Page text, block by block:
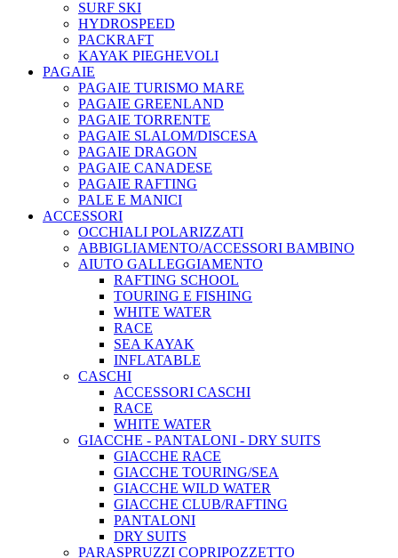
SURF SKI
HYDROSPEED
PACKRAFT
KAYAK PIEGHEVOLI
PAGAIE
PAGAIE TURISMO MARE
PAGAIE GREENLAND
PAGAIE TORRENTE
PAGAIE SLALOM/DISCESA
PAGAIE DRAGON
PAGAIE CANADESE
PAGAIE RAFTING
PALE E MANICI
ACCESSORI
OCCHIALI POLARIZZATI
ABBIGLIAMENTO/ACCESSORI BAMBINO
AIUTO GALLEGGIAMENTO
RAFTING SCHOOL
TOURING E FISHING
WHITE WATER
RACE
SEA KAYAK
INFLATABLE
CASCHI
ACCESSORI CASCHI
RACE
WHITE WATER
GIACCHE - PANTALONI - DRY SUITS
GIACCHE RACE
GIACCHE TOURING/SEA
GIACCHE WILD WATER
GIACCHE CLUB/RAFTING
PANTALONI
DRY SUITS
PARASPRUZZI COPRIPOZZETTO